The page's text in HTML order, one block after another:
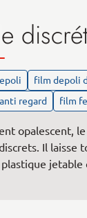
film depoli
regard
film
opalescent,
Il laisse
jetable